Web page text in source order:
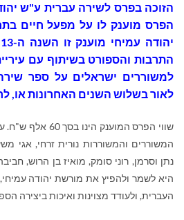
הזוכה בפרס לשירה עברית ע"ש
הפרס מוענק לו על מפעל חיים
התרבות והספורט בשיתוף עם
למשוררים ישראלים על ספר
לאור בשלוש השנים האחרונות או,
שווי הפרס המוענק
המשוררים והמשוררות נורית זרחי, אגי
נתן וסרמן, רוני סומק, מואיז בן הרוש,
היא לשמר ולהפיץ את מורשת יהודה
העברית, ולעודד מצוינות ואיכות ביצירה